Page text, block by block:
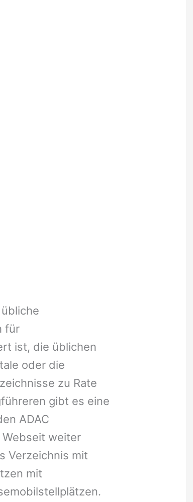
für
ist, die üblichen
oder die
zu Rate
gibt es eine
ADAC
weiter
Verzeichnis mit
mit